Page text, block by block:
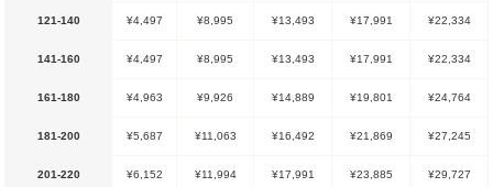
121-140 ¥4,497 ¥8,995 ¥13,493 ¥17,991 ¥22,334
141-160 ¥4,497 ¥8,995 ¥13,493 ¥17,991 ¥22,334
161-180 ¥4,963 ¥9,926 ¥14,889 ¥19,801 ¥24,764
181-200 ¥5,687 ¥11,063 ¥16,492 ¥21,869 ¥27,245
201-220 ¥6,152 ¥11,994 ¥17,991 ¥23,885 ¥29,727